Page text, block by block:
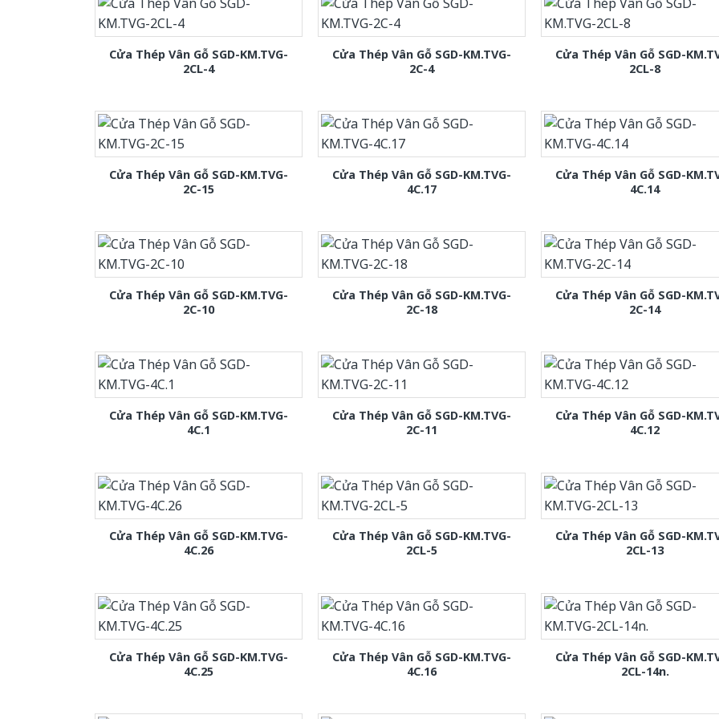
Cửa Thép Vân Gỗ SGD-KM.TVG-
2CL-4
Cửa Thép Vân Gỗ SGD-KM.TVG-
2C-4
Cửa Thép Vân Gỗ SGD-
2CL-8
Cửa Thép Vân Gỗ SGD-KM.TVG-
2C-15
Cửa Thép Vân Gỗ SGD-KM.TVG-
4C.17
Cửa Thép Vân Gỗ SGD-
4C.14
Cửa Thép Vân Gỗ SGD-KM.TVG-
2C-10
Cửa Thép Vân Gỗ SGD-KM.TVG-
2C-18
Cửa Thép Vân Gỗ SGD-
2C-14
Cửa Thép Vân Gỗ SGD-KM.TVG-
4C.1
Cửa Thép Vân Gỗ SGD-KM.TVG-
2C-11
Cửa Thép Vân Gỗ SGD-
4C.12
Cửa Thép Vân Gỗ SGD-KM.TVG-
4C.26
Cửa Thép Vân Gỗ SGD-KM.TVG-
2CL-5
Cửa Thép Vân Gỗ SGD-
2CL-13
Cửa Thép Vân Gỗ SGD-KM.TVG-
4C.25
Cửa Thép Vân Gỗ SGD-KM.TVG-
4C.16
Cửa Thép Vân Gỗ SGD-
2CL-14n.